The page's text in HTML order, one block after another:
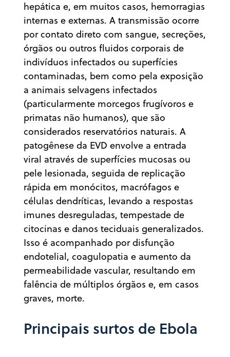
hepática e, em muitos casos, hemorragias
internas e externas. A transmissão ocorre
por contato direto com sangue, secreções,
órgãos ou outros fluidos corporais de
indivíduos infectados ou superfícies
contaminadas, bem como pela exposição
a animais selvagens infectados
(particularmente morcegos frugívoros e
primatas não humanos), que são
considerados reservatórios naturais. A
patogênese da EVD envolve a entrada
viral através de superfícies mucosas ou
pele lesionada, seguida de replicação
rápida em monócitos, macrófagos e
células dendríticas, levando a respostas
imunes desreguladas, tempestade de
citocinas e danos teciduais generalizados.
Isso é acompanhado por disfunção
endotelial, coagulopatia e aumento da
permeabilidade vascular, resultando em
falência de múltiplos órgãos e, em casos
graves, morte.
Principais surtos de Ebola